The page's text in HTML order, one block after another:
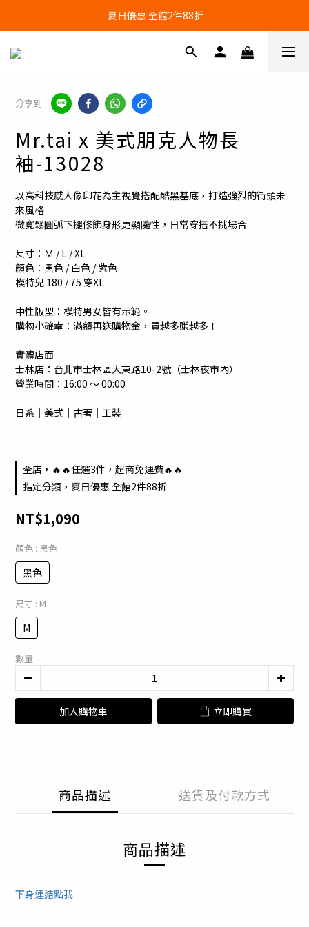
🔥任選3件，超商免運費🔥
夏日優惠 全館2件88折
🔥任選3件，超商免運費🔥
分享到
Mr.tai x 美式朋克人物長
袖-13028
以高科技感人像印花為主視覺搭配酷黑基底，打造強烈的街頭未
來風格
微寬鬆圓弧下擺修飾身形更顯隨性，日常穿搭不挑場合
尺寸：Ｍ / L / XL
顏色：黑色 / 白色 / 紫色
模特兒 180 / 75 穿XL
中性版型：模特男女皆有示範。
購物小確幸：滿額再送購物金，買越多賺越多！
實體店面
士林店：台北市士林區大東路10-2號（士林夜市內）
營業時間：16:00 ～ 00:00
日系｜美式｜古著｜工裝
全店，🔥🔥任選3件，超商免運費🔥🔥
指定分類，夏日優惠 全館2件88折
NT$1,090
顏色 : 黑色
黑色
尺寸 : M
M
數量
加入購物車 立即購買
商品描述 送貨及付款方式
商品描述
下身連結點我